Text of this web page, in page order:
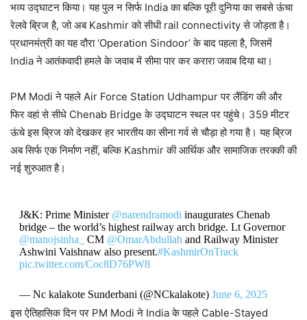
भव्य उद्घाटन किया। यह पुल न सिर्फ India का बल्कि पूरी दुनिया का सबसे ऊंचा
रेलवे ब्रिज है, जो अब Kashmir को सीधी rail connectivity से जोड़ता है।
प्रधानमंत्री का यह दौरा ‘Operation Sindoor’ के बाद पहला है, जिसमें
India ने आतंकवादी हमले के जवाब में सीमा पार कर करारा जवाब दिया था।
PM Modi ने पहले Air Force Station Udhampur पर लैंडिंग की और
फिर वहां से सीधे Chenab Bridge के उद्घाटन स्थल पर पहुंचे। 359 मीटर
ऊंचे इस ब्रिज को देखकर हर भारतीय का सीना गर्व से चौड़ा हो गया है। यह ब्रिज
अब सिर्फ एक निर्माण नहीं, बल्कि Kashmir की आर्थिक और सामाजिक तरक्की की
नई शुरुआत है।
J&K: Prime Minister @narendramodi inaugurates Chenab
bridge – the world’s highest railway arch bridge. Lt Governor
@manojsinha_
CM @OmarAbdullah and Railway Minister
Ashwini Vaishnaw also present.#KashmirOnTrack
pic.twitter.com/Coc8D76PW8
— Nc kalakote Sunderbani (@NCkalakote) June 6, 2025
इस ऐतिहासिक दिन पर PM Modi ने India के पहले Cable-Stayed